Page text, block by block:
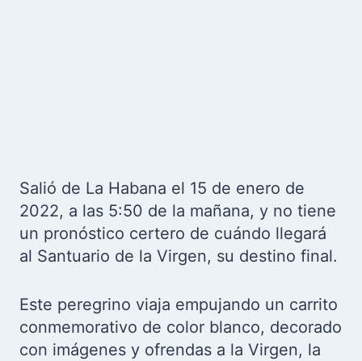
Salió de La Habana el 15 de enero de
2022, a las 5:50 de la mañana, y no tiene
un pronóstico certero de cuándo llegará
al Santuario de la Virgen, su destino final.
Este peregrino viaja empujando un carrito
conmemorativo de color blanco, decorado
con imágenes y ofrendas a la Virgen, la